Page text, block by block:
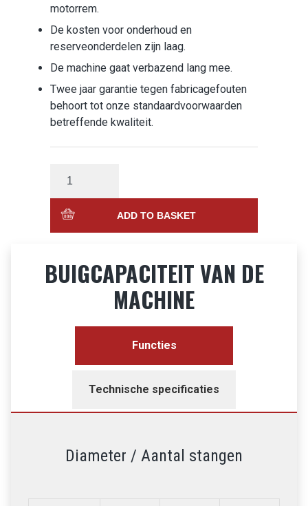
motorrem.
De kosten voor onderhoud en
reserveonderdelen zijn laag.
De machine gaat verbazend lang mee.
Twee jaar garantie tegen fabricagefouten
behoort tot onze standaardvoorwaarden
betreffende kwaliteit.
ADD TO BASKET
BUIGCAPACITEIT VAN DE
MACHINE
Functies
Technische specificaties
Diameter / Aantal stangen